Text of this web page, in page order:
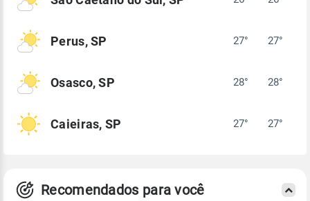
Perus, SP 27° 27°
Osasco, SP 28° 28°
Caieiras, SP 27° 27°
Recomendados para você